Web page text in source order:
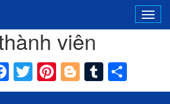
viên
Facebook
TwitterPinterest
Blogger
Tumblr